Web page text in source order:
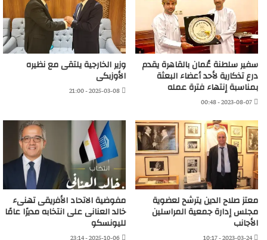
سفير سلطنة عُمان بالقاهرة يقدم
درع تذكارية لأحد أعضاء البعثة
بمناسبة إنتهاء فترة عمله
2023-08-07 - 00:48
وزير الخارجية يلتقى مع نظيره
الأوزبكى
2025-03-08 - 21:00
معتز صلاح الدين يترشح لعضوية
مجلس إدارة جمعية المراسلين
الأجانب
مفوضية الاتحاد الأفريقى تهنىء
خالد العنانى على انتخابه مديرًا عامًا
لليونسكو